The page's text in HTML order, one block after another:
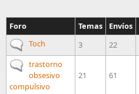
Foro Temas Envíos
No new posts
Toch 3 22
No new posts
trastorno
obsesivo
compulsivo
21 61